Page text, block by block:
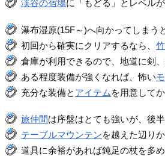
渓谷の宿場に「もどる」とレベル
瀑布湿原(15F～)へ向かってしまう
初回から確実にクリアするなら、
倉庫が利用できるので、地道に剣
ある程度装備が強くなれば、怖い
充分な装備と アイテム を用意して
旅仲間は序盤はとても強いが、後
テーブルマウンテンを越えた辺り
道具に余裕があれば鈍足の杖を多